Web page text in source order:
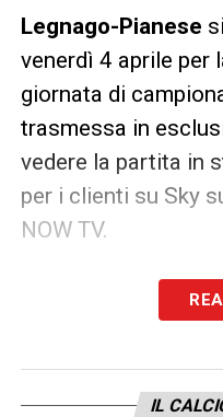
Legnago-Pianese
venerdì 4 aprile per
giornata di
trasmessa in
vedere la partita in
per i clienti su Sky
NOW TV.
LA PLAYLIST
IL